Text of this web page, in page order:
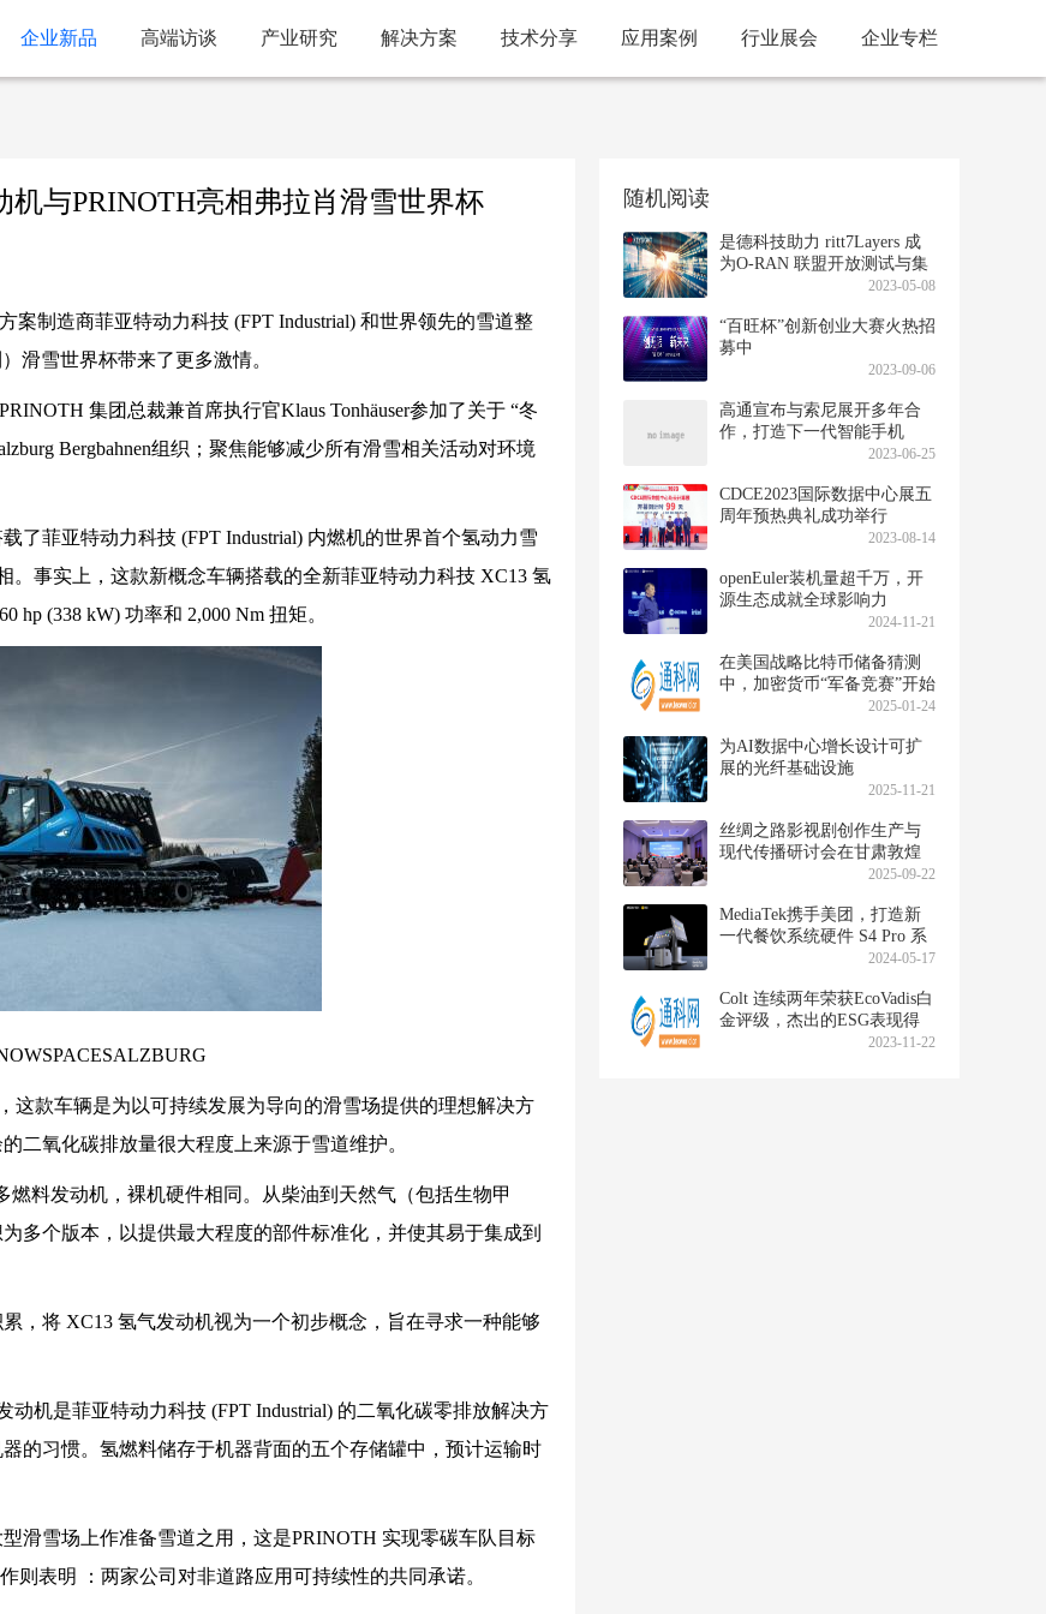
企业新品 高端访谈 产业研究 解决方案 技术分享 应用案例 行业展会 企业专栏
与PRINOTH亮相弗拉肖滑雪世界杯
案制造商菲亚特动力科技 (FPT Industrial) 和世界领先的雪道整
滑雪世界杯带来了更多激情。
集团总裁兼首席执行官Klaus Tonhäuser参加了关于 “冬
Bergbahnen组织；聚焦能够减少所有滑雪相关活动对环境
了菲亚特动力科技 (FPT Industrial) 内燃机的世界首个氢动力雪
。事实上，这款新概念车辆搭载的全新菲亚特动力科技 XC13 氢
hp (338 kW) 功率和 2,000 Nm 扭矩。
这款车辆是为以可持续发展为导向的滑雪场提供的理想解决方
的二氧化碳排放量很大程度上来源于雪道维护。
料发动机，裸机硬件相同。从柴油到天然气（包括生物甲
多个版本，以提供最大程度的部件标准化，并使其易于集成到
，将 XC13 氢气发动机视为一个初步概念，旨在寻求一种能够
机是菲亚特动力科技 (FPT Industrial) 的二氧化碳零排放解决方
的习惯。氢燃料储存于机器背面的五个存储罐中，预计运输时
滑雪场上作准备雪道之用，这是PRINOTH 实现零碳车队目标
则表明 ：两家公司对非道路应用可持续性的共同承诺。
随机阅读
是德科技助力 ritt7Layers 成
为O-RAN 联盟开放测试与集
2023-05-08
“百旺杯”创新创业大赛火热招
募中
2023-09-06
高通宣布与索尼展开多年合
作，打造下一代智能手机
2023-06-25
CDCE2023国际数据中心展五
周年预热典礼成功举行
2023-08-14
openEuler装机量超千万，开
源生态成就全球影响力
2024-11-21
在美国战略比特币储备猜测
中，加密货币“军备竞赛”开始
2025-01-24
为AI数据中心增长设计可扩
展的光纤基础设施
2025-11-21
丝绸之路影视剧创作生产与
现代传播研讨会在甘肃敦煌
2025-09-22
MediaTek携手美团，打造新
一代餐饮系统硬件 S4 Pro 系
2024-05-17
Colt 连续两年荣获EcoVadis白
金评级，杰出的ESG表现得
2023-11-22